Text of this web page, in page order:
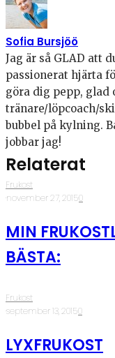
Sofia Bursjöö
Jag är så GLAD att
passionerat hjärta
göra dig pepp, glad
tränare/löpcoach/
bubbel på kylning.
jobbar jag!
Relaterat
Frukost
·november 27, 2015·0
MIN
BÄSTA:
Frukost
·september 13, 2015·0
LYXFRUKOST